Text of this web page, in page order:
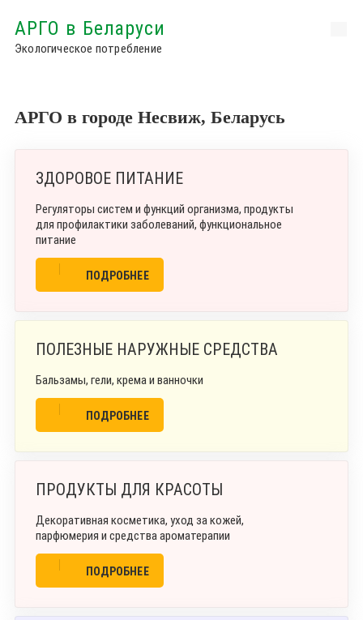
АРГО в Беларуси
Экологическое потребление
АРГО в городе Несвиж, Беларусь
ЗДОРОВОЕ ПИТАНИЕ
Регуляторы систем и функций организма, продукты
для профилактики заболеваний, функциональное
питание
ПОДРОБНЕЕ
ПОЛЕЗНЫЕ НАРУЖНЫЕ СРЕДСТВА
Бальзамы, гели, крема и ванночки
ПОДРОБНЕЕ
ПРОДУКТЫ ДЛЯ КРАСОТЫ
Декоративная косметика, уход за кожей,
парфюмерия и средства ароматерапии
ПОДРОБНЕЕ